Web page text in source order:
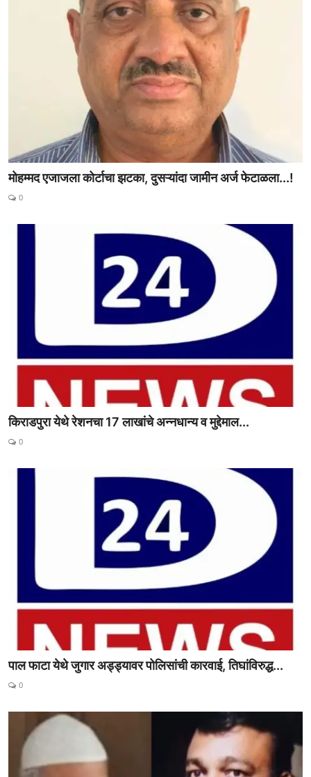
मोहम्मद एजाजला कोर्टाचा झटका, दुसऱ्यांदा जामीन अर्ज फेटाळला...!
0
किराडपुरा येथे रेशनचा 17 लाखांचे अन्नधान्य व मुद्देमाल...
0
पाल फाटा येथे जुगार अड्ड्यावर पोलिसांची कारवाई, तिघांविरुद्ध...
0